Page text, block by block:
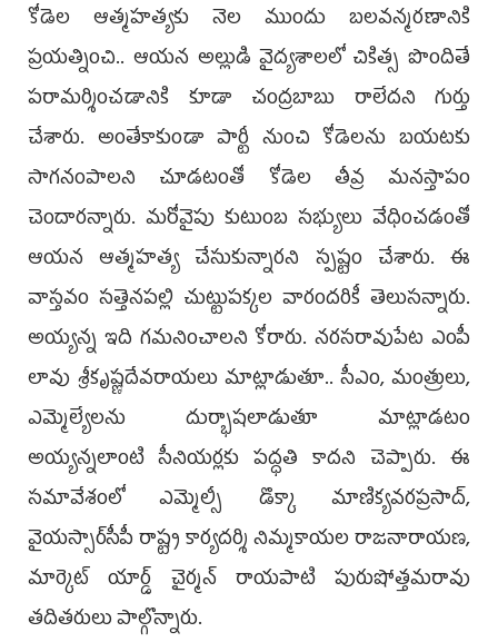
కోడెల ఆత్మహత్యకు నెల ముందు బలవన్మరణానికి
ప్రయత్నించి.. ఆయన అల్లుడి వైద్యశాలలో చికిత్స పొందితే
పరామర్శించడానికి కూడా చంద్రబాబు రాలేదని గుర్తు
చేశారు. అంతేకాకుండా పార్టీ నుంచి కోడెలను బయటకు
సాగనంపాలని చూడటంతో కోడెల తీవ్ర మనస్తాపం
చెందారన్నారు. మరోవైపు కుటుంబ సభ్యులు వేధించడంతో
ఆయన ఆత్మహత్య చేసుకున్నారని స్పష్టం చేశారు. ఈ
వాస్తవం సత్తెనపల్లి చుట్టుపక్కల వారందరికీ తెలుసన్నారు.
అయ్యన్న ఇది గమనించాలని కోరారు. నరసరావుపేట ఎంపీ
లావు శ్రీకృష్ణదేవరాయలు మాట్లాడుతూ.. సీఎం, మంత్రులు,
ఎమ్మెల్యేలను దుర్భాషలాడుతూ మాట్లాడటం
అయ్యన్నలాంటి సీనియర్లకు పద్ధతి కాదని చెప్పారు. ఈ
సమావేశంలో ఎమ్మెల్సీ డొక్కా మాణిక్యవరప్రసాద్,
వైయ‌స్సార్‌సీపీ రాష్ట్ర కార్యదర్శి నిమ్మకాయల రాజనారాయణ,
మార్కెట్‌ యార్డ్‌ చైర్మన్‌ రాయపాటి పురుషోత్తమరావు
తదితరులు పాల్గొన్నారు.